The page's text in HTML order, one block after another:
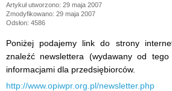
Artykuł utworzono: 29 maja 2007
Zmodyfikowano: 29 maja 2007
Odsłon: 4586
Poniżej podajemy link do strony
znaleźć newslettera (wydawany od
informacjami dla przedsiębiorców.
http://www.opiwpr.org.pl/newsletter.php